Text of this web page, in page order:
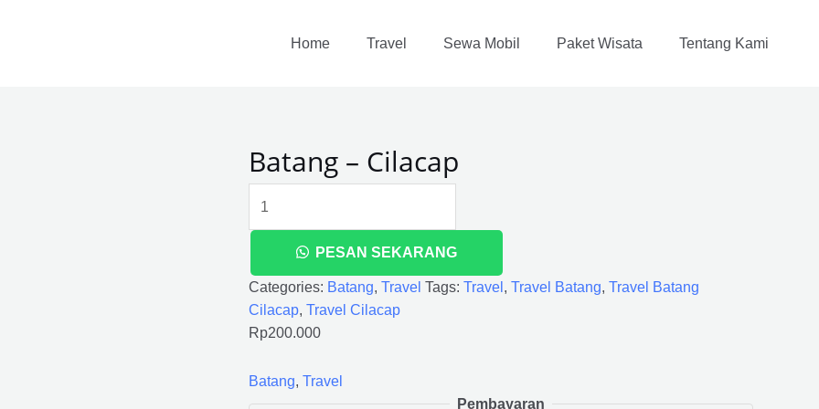
Home Travel Sewa Mobil Paket Wisata Tentang Kami
Batang – Cilacap
PESAN SEKARANG
Categories: Batang, Travel Tags: Travel , Travel Batang, Travel Batang
Cilacap, Travel Cilacap
Rp200.000
Batang, Travel
Pembayaran